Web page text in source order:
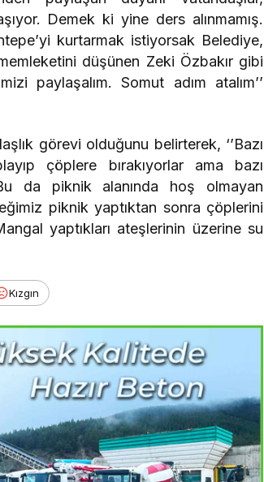
Demek ki yine ders alınmamış.
kurtarmak istiyorsak Belediye,
düşünen Zeki Özbakır gibi
paylaşalım. Somut adım atalım’’
görevi olduğunu belirterek, ‘’Bazı
çöplere bırakıyorlar ama bazı
da piknik alanında hoş olmayan
piknik yaptıktan sonra çöplerini
yaptıkları ateşlerinin üzerine su
Kızgın